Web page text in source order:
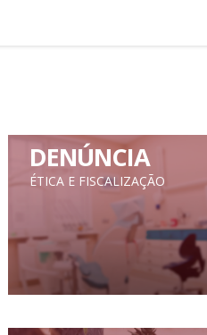
DENÚNCIA
ÉTICA E FISCALIZAÇÃO